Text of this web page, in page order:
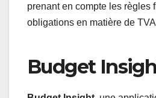
prenant en compte les règles
obligations en matière de
Budget